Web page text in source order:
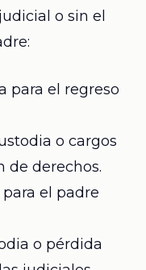
o sin el
para el regreso
o cargos
de derechos.
el padre
o pérdida